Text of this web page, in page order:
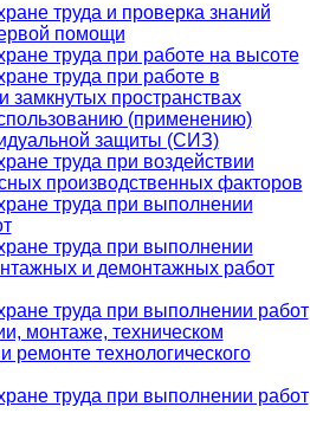
труда и проверка знаний
помощи
труда при работе на высоте
труда при работе в
замкнутых пространствах
(применению)
защиты (СИЗ)
труда при воздействии
производственных факторов
труда при выполнении
труда при выполнении
и демонтажных работ
труда при выполнении работ
монтаже, техническом
ремонте технологического
труда при выполнении работ